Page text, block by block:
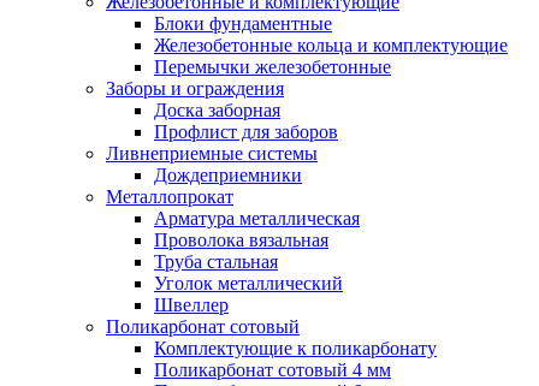
Блоки фундаментные
Железобетонные кольца и комплектующие
Перемычки железобетонные
Заборы и ограждения
Доска заборная
Профлист для заборов
Ливнеприемные системы
Дождеприемники
Металлопрокат
Арматура металлическая
Проволока вязальная
Труба стальная
Уголок металлический
Швеллер
Поликарбонат сотовый
Комплектующие к поликарбонату
Поликарбонат сотовый 4 мм